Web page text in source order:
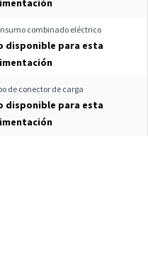
combinado eléctrico
disponible para esta
de conector de carga
disponible para esta